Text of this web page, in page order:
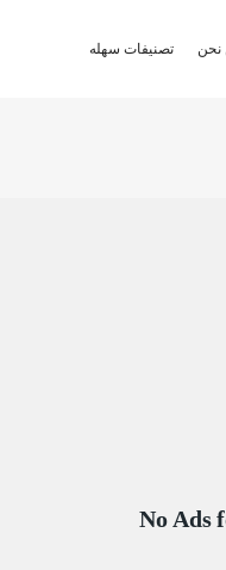
تصنيفات سهله نحن
No Ads